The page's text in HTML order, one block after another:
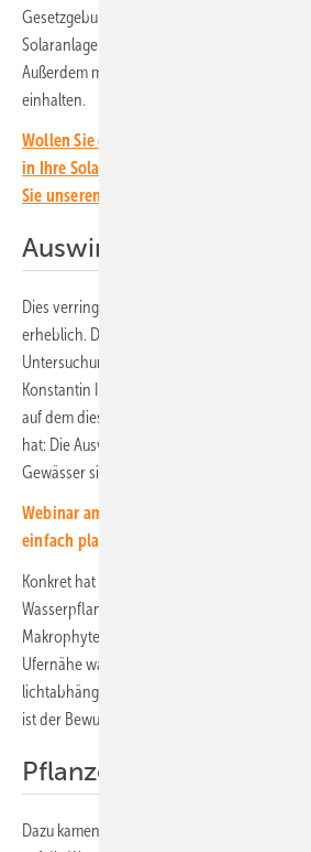
Gesetzgebung. Denn beispielsweise in
Solaranlagen nur 15 Prozent der
Außerdem müssen sie einen Abstand von 40
einhalten.
Wollen Sie die neuesten Entwicklungen
in Ihre Solaranlagen immer im Blick
Sie unseren kostenlosen Investoren-
Auswirkungen gering
Dies verringert das Potenzial für die Floating-
erheblich. Die Regeln basieren aber nicht auf
Untersuchungen. Diese Lücke hat die Gruppe
Konstantin Ilgen jetzt geschlossen. Das
auf dem diesjährigen PV-Symposium im Bad
hat: Die Auswirkungen der Photovoltaik auf
Gewässer sind gering.
Webinar am 17. März 2025: Komplexe
einfach planen
Konkret hat er sich die Wasserqualität und
Wasserpflanzen der drei Seen angeschaut.
Makrophyten von Interesse. Das sind die
Ufernähe wachsen, Photosynthese
lichtabhängig sind. Je weiter der Abstand
ist der Bewuchs mit diesen Pflanzen.
Pflanzen kartiert
Dazu kamen noch unter anderem die